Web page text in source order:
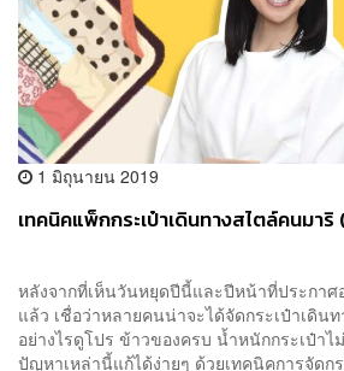
1 มิถุนายน 2019
เทคนิคแพ็กกระเป๋าเดินทางสไตล์คนมา
หลังจากที่เห็นวันหยุดปีนี้และปีหน้าที่ประกาศ
แล้ว เชื่อว่าหลายคนน่าจะได้จัดกระเป๋าเดิน
อย่างไรดูโปร ข้าวของครบ น้ำหนักกระเป๋าไ
ปัญหาเหล่านี้แก้ได้ง่ายๆ ด้วยเทคนิคการจัดก